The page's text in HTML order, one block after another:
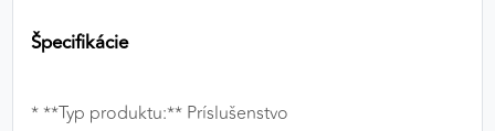
Špecifikácie
* **Typ produktu:** Príslušenstvo